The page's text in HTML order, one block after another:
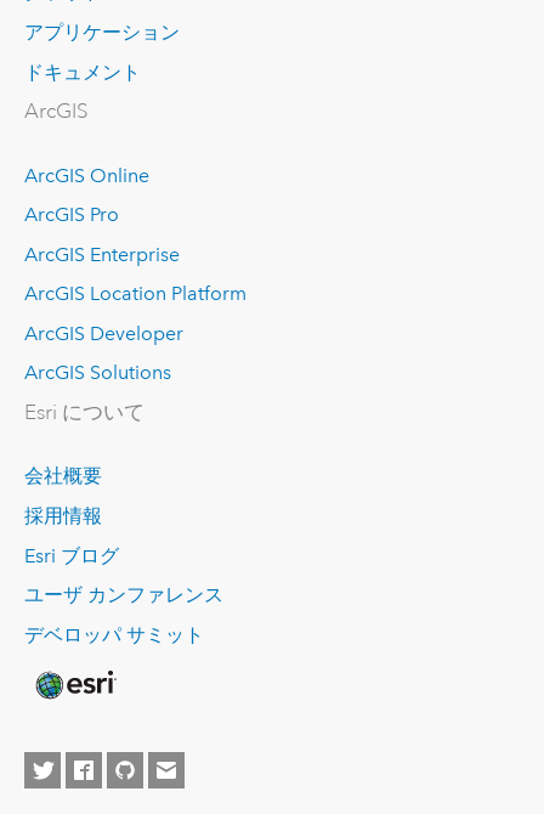
アプリケーション
ドキュメント
ArcGIS
ArcGIS Online
ArcGIS Pro
ArcGIS Enterprise
ArcGIS Location Platform
ArcGIS Developer
ArcGIS Solutions
Esri について
会社概要
採用情報
Esri ブログ
ユーザ カンファレンス
デベロッパ サミット